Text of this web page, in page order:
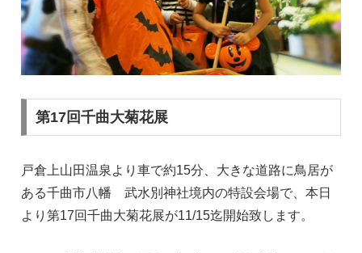
第17回千曲大菊花展
戸倉上山田温泉より車で約15分、大きな道路に鳥居が
ある千曲市八幡 武水別神社境内の特設会場で、本日
より第17回千曲大菊花展が11/15迄開始致します。